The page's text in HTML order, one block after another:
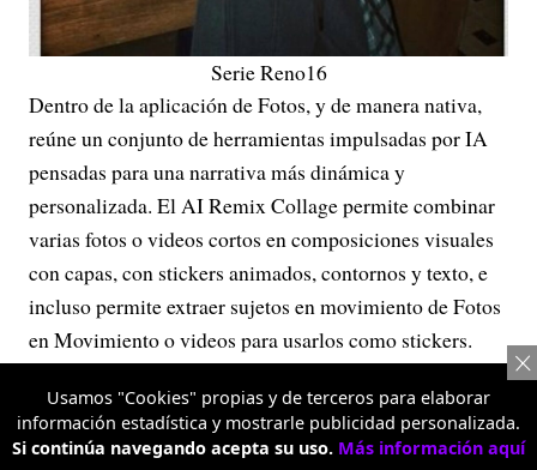
Serie Reno16
Dentro de la aplicación de Fotos, y de manera nativa,
reúne un conjunto de herramientas impulsadas por IA
pensadas para una narrativa más dinámica y
personalizada. El AI Remix Collage permite combinar
varias fotos o videos cortos en composiciones visuales
con capas, con stickers animados, contornos y texto, e
incluso permite extraer sujetos en movimiento de Fotos
en Movimiento o videos para usarlos como stickers.
Usamos "Cookies" propias y de terceros para elaborar
información estadística y mostrarle publicidad personalizada.
Si continúa navegando acepta su uso. Más información aquí